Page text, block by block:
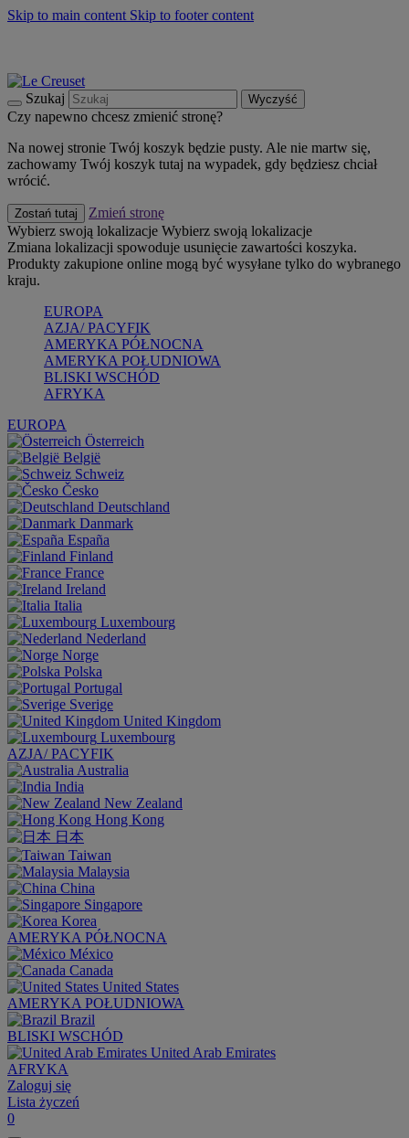
Skip to main content Skip to footer content
Szukaj Wyczyść
Czy napewno chcesz zmienić stronę?
Na nowej stronie Twój koszyk będzie pusty. Ale nie martw się,
zachowamy Twój koszyk tutaj na wypadek, gdy będziesz chciał
wrócić.
Zostań tutaj
Zmień stronę
Wybierz swoją lokalizacje Wybierz swoją lokalizacje
Zmiana lokalizacji spowoduje usunięcie zawartości koszyka.
Produkty zakupione online mogą być wysyłane tylko do wybranego
kraju.
EUROPA
AZJA/ PACYFIK
AMERYKA PÓŁNOCNA
AMERYKA POŁUDNIOWA
BLISKI WSCHÓD
AFRYKA
EUROPA
Österreich
België
Schweiz
Česko
Deutschland
Danmark
España
Finland
France
Ireland
Italia
Luxembourg
Nederland
Norge
Polska
Portugal
Sverige
United Kingdom
Luxembourg
AZJA/ PACYFIK
Australia
India
New Zealand
Hong Kong
日本
Taiwan
Malaysia
China
Singapore
Korea
AMERYKA PÓŁNOCNA
México
Canada
United States
AMERYKA POŁUDNIOWA
Brazil
BLISKI WSCHÓD
United Arab Emirates
AFRYKA
Zaloguj się
Lista życzeń
0